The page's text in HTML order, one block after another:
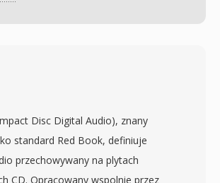
Disc Digital Audio), znany
standard Red Book, definiuje
przechowywany na plytach
CD. Opracowany wspolnie przez